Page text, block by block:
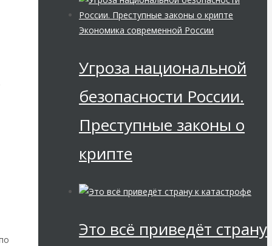
Экономика современной России
Угроза национальной
безопасности России.
Преступные законы о
крипте
Это всё приведёт страну